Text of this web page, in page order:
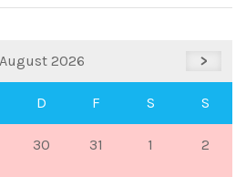
August 2026 >
D F S S
30 31 1 2